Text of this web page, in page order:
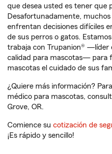
que desea usted es tener que
Desafortunadamente,
enfrentan decisiones difíciles
de sus perros o gatos.
trabaja con Trupanion® —líder
calidad para mascotas— para
mascotas el cuidado de sus
¿Quiere más información?
médico para mascotas,
Grove, OR.
Comience su cotización de
¡Es rápido y sencillo!